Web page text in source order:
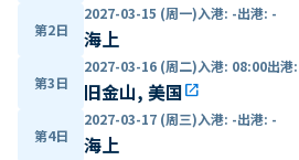
第2日
2027-03-15 (周一)入港: -出港: -
海上
第3日
2027-03-16 (周二)入港: 08:00出港:
旧金山, 美国open_in_new
第4日
2027-03-17 (周三)入港: -出港: -
海上